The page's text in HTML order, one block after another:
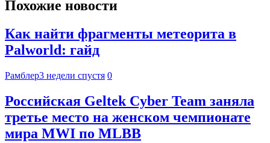
Похожие новости
Как найти фрагменты метеорита в
Palworld: гайд
Рамблер3 недели спустя 0
Российская Geltek Cyber Team заняла
третье место на женском чемпионате
мира MWI по MLBB